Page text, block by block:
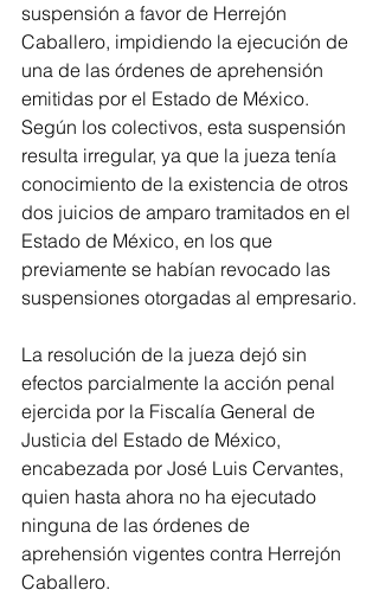
suspensión a favor de Herrejón
Caballero, impidiendo la ejecución de
una de las órdenes de aprehensión
emitidas por el Estado de México.
Según los colectivos, esta suspensión
resulta irregular, ya que la jueza tenía
conocimiento de la existencia de otros
dos juicios de amparo tramitados en el
Estado de México, en los que
previamente se habían revocado las
suspensiones otorgadas al empresario.
La resolución de la jueza dejó sin
efectos parcialmente la acción penal
ejercida por la Fiscalía General de
Justicia del Estado de México,
encabezada por José Luis Cervantes,
quien hasta ahora no ha ejecutado
ninguna de las órdenes de
aprehensión vigentes contra Herrejón
Caballero.